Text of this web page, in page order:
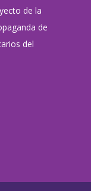
de la
de
del